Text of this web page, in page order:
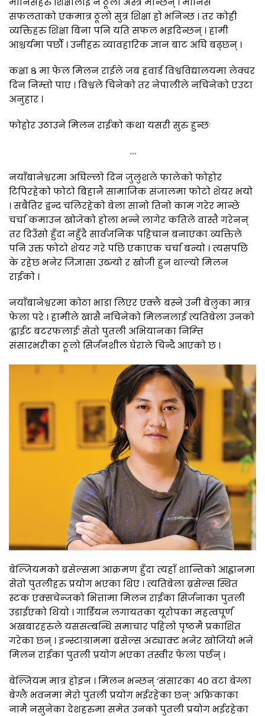
सफलताको एकमात्र ठूलो सुत्र शिक्षा हो भनिन्छ । तर कोही
व्यक्तिहरु शिक्षा बिना पनि यति सफल भइदिन्छन् । हामी
आश्चर्यमा पर्छौ । उनीहरु व्यावहारिक ज्ञान बाट अघि बढ्छन् ।
कक्षा ८ मा फेल मिलन राईले जब हवार्ड विश्वविद्यालयमा लेक्चर
दिन निम्तो पाए । विश्वले चिनेको तर नेपालीले नचिनेको एउटा
अनुहार ।
फोहोर उठाउने मिलन राईको कथा यसरी सुरु हुन्छः
…
नयाँबानेश्वरमा अघिल्लो दिन जुलुशले फालेको फोहोर
टिपिरहेको फोटो बिहानै सामाजिक संजालमा फोटो शेयर भयो
। सबैतिर द्वन्द चलिरहेको बेला सानो तिनो काम गरेर मान्छे
चर्चा कमाउन खोजेको होला भन्ने लागेर कतिले वास्तै गरेनन्
तर दिउँसो हुँदा नहुँदै सार्वजनिक पहिचान बनाएका व्यक्तिले
पनि उक्त फोटो शेयर गरे पछि एकाएक चर्चा बन्यो । त्यसपछि
के रहेछ भनेर जिज्ञासा उब्ज्यो र खोजी हुन थाल्यो मिलन
राईको ।
नयाँबानेश्वरमा कोठा भाडा लिएर एक्लै बस्ने उनी बेलुका मात्र
फेला परे । हामीले खासै नचिनेको मिलनलाई त्यतिबेला उनको
‘ह्वाईट बटरफलाई’ सेतो पुतली अभियानका निम्त्ति
संसारभरीका ठूलो सिर्जनशील घेराले चिन्दै आएको छ ।
बेल्जियमको ब्रसेल्समा आक्रमण हुँदा त्यहाँ शान्तिको आह्वानमा
सेतो पुतलीहरु प्रयोग भएका थिए । त्यतिबेला ब्रसेल्स स्थित
स्टक एक्सचेन्जको भित्तामा मिलन राईका सिर्जनाका पुतली
उडाईएको थियो । गार्डियन लगायतका यूरोपका महत्वपूर्ण
अखबारहरुले यससम्बन्धि समाचार पहिलो पृष्ठमै प्रकाशित
गरेका छन् । इन्स्टाग्राममा ब्रसेल्स अट्याक्ट भनेर खोजियो भने
मिलन राईका पुतली प्रयोग भएका तस्वीर फेला पर्छन् ।
बेल्जियम मात्र होइन । मिलन भन्छन् ‘संसारका ४० वटा बेग्ला
बेग्लै भवनमा मेरो पुतली प्रयोग भईरहेका छन्’ अफ्रिकाका
नामै नसुनेका देशहरुमा समेत उनको पुतली प्रयोग भईरहेका